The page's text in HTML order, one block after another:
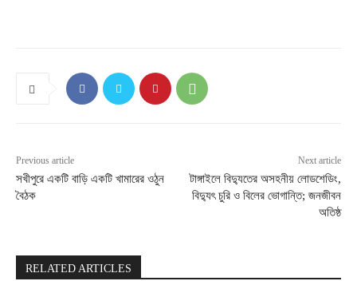
Previous article
সখীপুরে একটি বাড়ি একটি খামারের ওঠুন
বৈঠক
Next article
টাঙ্গাইলে বিদ্যুতের অসহনীয় লোডশেডিং,
বিদ্যুৎ চুরি ও বিলের ভোগান্তি; জনজীবন
অতিষ্ঠ
RELATED ARTICLES